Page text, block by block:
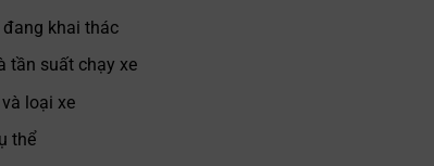
khai thác
tần suất chạy xe
loại xe
thể